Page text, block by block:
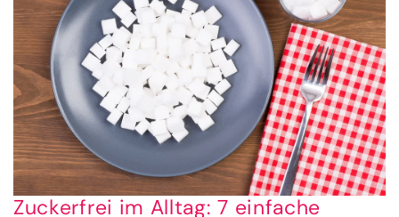
Zuckerfrei im Alltag: 7 einfache